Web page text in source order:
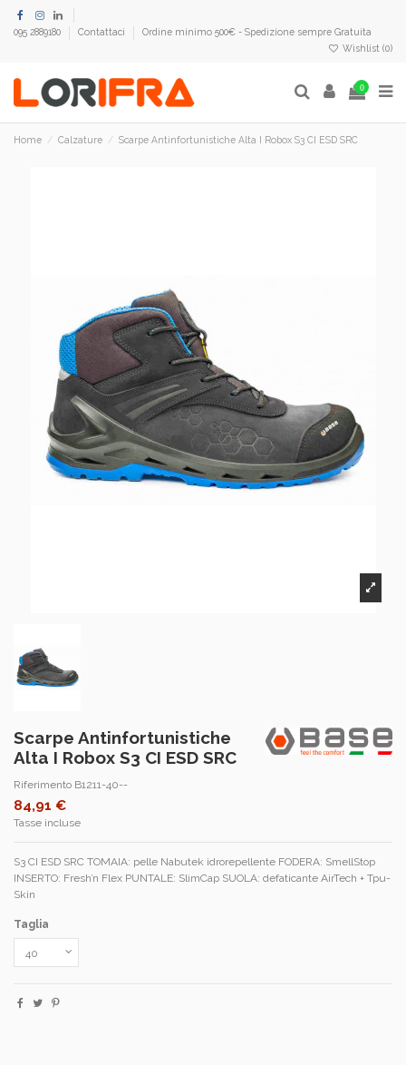
095 2889180 Contattaci
Ordine minimo 500€ - Spedizione sempre Gratuita
Wishlist (0)
0
Home Calzature Scarpe Antinfortunistiche Alta I Robox S3 CI ESD SRC
Scarpe Antinfortunistiche
Alta I Robox S3 CI ESD SRC
Riferimento B1211-40--
84,91 €
Tasse incluse
S3 CI ESD SRC TOMAIA: pelle Nabutek idrorepellente FODERA: SmellStop
INSERTO: Fresh’n Flex PUNTALE: SlimCap SUOLA: defaticante AirTech + Tpu-
Skin
Taglia